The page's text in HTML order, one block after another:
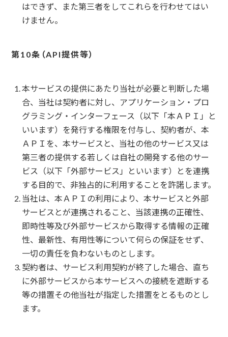
はできず、また第三者をしてこれらを行わせてはい
けません。
API提供等
本サービスの提供にあたり当社が必要と判断した場
合、当社は契約者に対し、アプリケーション・プロ
グラミング・インターフェース（以下「本ＡＰＩ」と
いいます）を発行する権限を付与し、契約者が、本
ＡＰＩを、本サービスと、当社の他のサービス又は
第三者の提供する若しくは自社の開発する他のサー
ビス（以下「外部サービス」といいます）とを連携
する目的で、非独占的に利用することを許諾します。
当社は、本ＡＰＩの利用により、本サービスと外部
サービスとが連携されること、当該連携の正確性、
即時性等及び外部サービスから取得する情報の正確
性、最新性、有用性等について何らの保証をせず、
一切の責任を負わないものとします。
契約者は、サービス利用契約が終了した場合、直ち
に外部サービスから本サービスへの接続を遮断する
等の措置その他当社が指定した措置をとるものとし
ます。